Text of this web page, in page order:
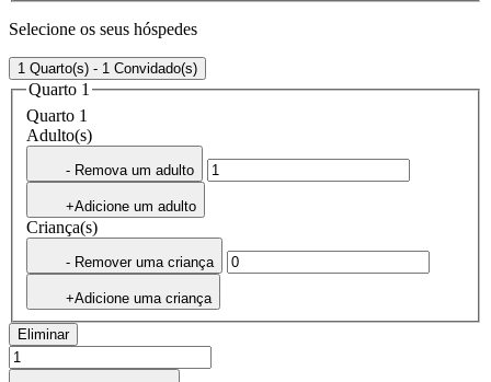
Selecione os seus hóspedes
1 Quarto(s) - 1 Convidado(s)
Quarto 1
Quarto 1
Adulto(s)
- Remova um adulto
+Adicione um adulto
Criança(s)
- Remover uma criança
+Adicione uma criança
Eliminar